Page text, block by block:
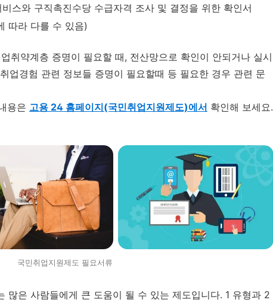
스와 구직촉진수당 수급자격 조사 및 결정을 위한 확인서
따라 다를 수 있음)
취약계층 증명이 필요할 때, 전산망으로 확인이 안되거나 실시
업경험 관련 정보들 증명이 필요할때 등 필요한 경우 관련 문
용은 고용 24 홈페이지(국민취업지원제도)에서 확인해 보세요.
국민취업지원제도 필요서류
많은 사람들에게 큰 도움이 될 수 있는 제도입니다. 1 유형과 2